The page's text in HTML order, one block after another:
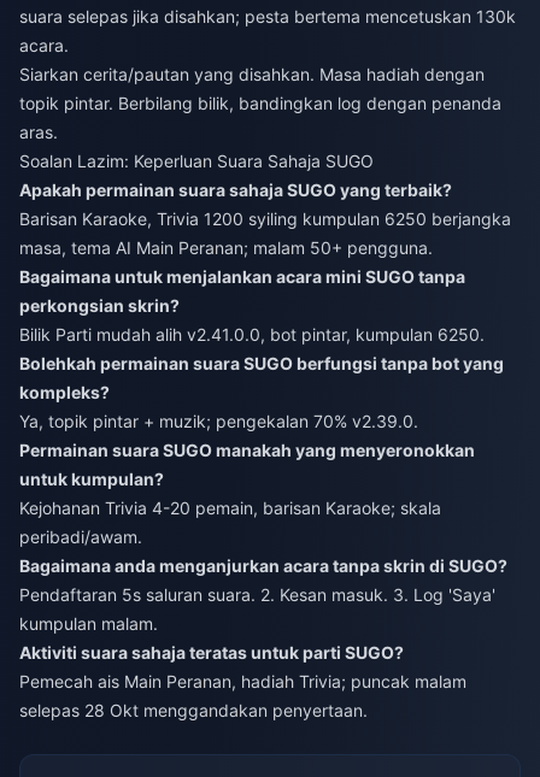
suara selepas jika disahkan; pesta bertema mencetuskan 130k
acara.
Siarkan cerita/pautan yang disahkan. Masa hadiah dengan
topik pintar. Berbilang bilik, bandingkan log dengan penanda
aras.
Soalan Lazim: Keperluan Suara Sahaja SUGO
Apakah permainan suara sahaja SUGO yang terbaik?
Barisan Karaoke, Trivia 1200 syiling kumpulan 6250 berjangka
masa, tema AI Main Peranan; malam 50+ pengguna.
Bagaimana untuk menjalankan acara mini SUGO tanpa
perkongsian skrin?
Bilik Parti mudah alih v2.41.0.0, bot pintar, kumpulan 6250.
Bolehkah permainan suara SUGO berfungsi tanpa bot yang
kompleks?
Ya, topik pintar + muzik; pengekalan 70% v2.39.0.
Permainan suara SUGO manakah yang menyeronokkan
untuk kumpulan?
Kejohanan Trivia 4-20 pemain, barisan Karaoke; skala
peribadi/awam.
Bagaimana anda menganjurkan acara tanpa skrin di SUGO?
Pendaftaran 5s saluran suara. 2. Kesan masuk. 3. Log 'Saya'
kumpulan malam.
Aktiviti suara sahaja teratas untuk parti SUGO?
Pemecah ais Main Peranan, hadiah Trivia; puncak malam
selepas 28 Okt menggandakan penyertaan.